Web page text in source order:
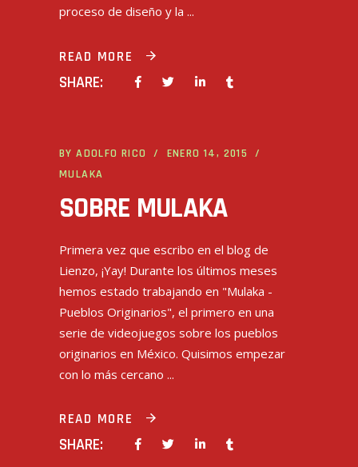
proceso de diseño y la
READ MORE
SHARE:
BYADOLFO RICO
ENERO 14, 2015
MULAKA
SOBRE MULAKA
Primera vez que escribo en el blog de
Lienzo, ¡Yay! Durante los últimos meses
hemos estado trabajando en "Mulaka -
Pueblos Originarios", el primero en una
serie de videojuegos sobre los pueblos
originarios en México. Quisimos empezar
con lo más cercano
READ MORE
SHARE: